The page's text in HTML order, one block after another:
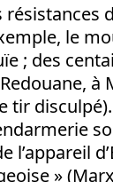
résistances
le
; des
à
tir
l’appareil
»